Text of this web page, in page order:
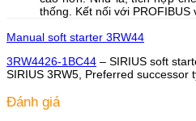
thống. Kết nối với
Manual soft starter 3RW44
3RW4426-1BC44 – SIRIUS soft
SIRIUS 3RW5, Preferred successor
Đánh giá